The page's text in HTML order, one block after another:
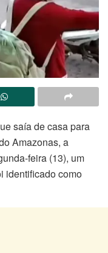
saía de casa para
Amazonas, a
feira (13), um
identificado como